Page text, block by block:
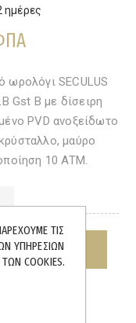
ημέρες
ωρολόγι SECULUS
Gst B με δίσειρη
PVD ανοξείδωτο
μαύρο
10 ATM.
ΤΙΣ
ΥΠΗΡΕΣΙΏΝ
COOKIES.